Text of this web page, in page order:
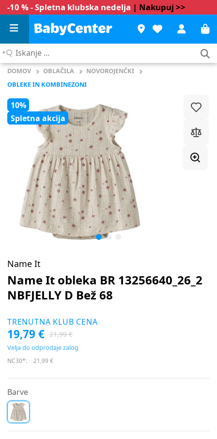
-10 % - Spletna klubska nedelja | Nakupuj >>
Iskanje
DOMOV OBLAČILA
NOVOROJENČKI
OBLEKE IN KOMBINEZONI
10%
Spletna akcija
Name It
Name It obleka BR 13256640_26_2
NBFJELLY D Bež 68
TRENUTNA KLUB CENA
19,79 € 21,99 €
Velja do odprodaje zalog
NC30*: 21,99 €
Barve